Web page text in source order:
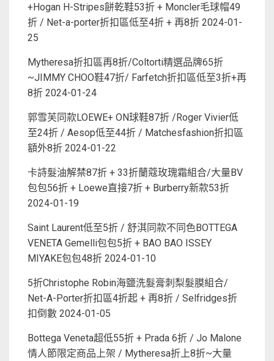
+Hogan H-Stripes餅乾鞋53折 + Moncler毛球帽49
折 / Net-a-porter折扣區低至4折 + 再8折 2024-01-
25
Mytheresa折扣區再8折/Coltorti精選品牌65折
~JIMMY CHOO鞋47折/ Farfetch折扣區低至3折+再
8折 2024-01-24
郭雪芙同款LOEWE+ ON球鞋87折 /Roger Vivier低
至24折 / Aesop低至44折 / Matchesfashion折扣區
額外8折 2024-01-22
卡詩髮油解禁87折 + 33折蘭蔻玫瑰霜組合/大量BV
包包56折 + Loewe直接7折 + Burberry新款53折
2024-01-19
Saint Laurent低至5折 / 舒淇同款不同色BOTTEGA
VENETA Gemelli包包5折 + BAO BAO ISSEY
MIYAKE包包48折 2024-01-10
5折Christophe Robin海鹽洗髮膏刺梨髮膜組合/
Net-A-Porter折扣區4折起 + 再8折 / Selfridges折
扣倒數 2024-01-05
Bottega Veneta超低55折 + Prada 6折 / Jo Malone
情人節限定商品上架 / Mytheresa折上8折~大量